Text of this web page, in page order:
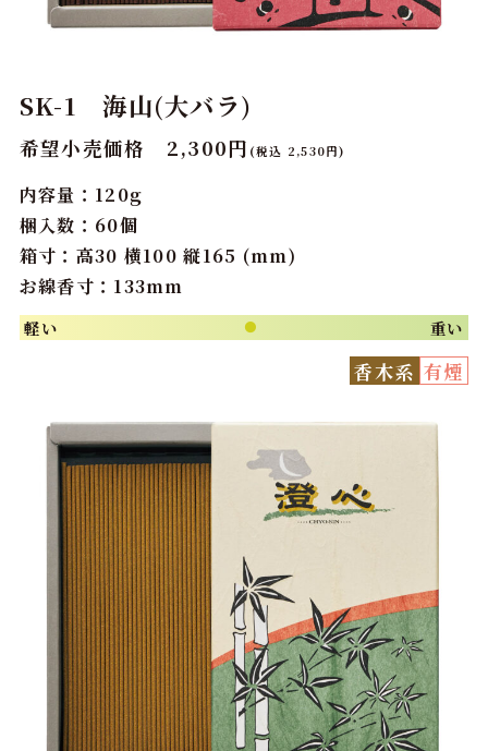
SK-1 海山(大バラ)
希望小売価格 2,300円 (税込 2,530円)
内容量：120g
梱入数：60個
箱寸：高30 横100 縦165 (mm)
お線香寸：133mm
軽い ● 重い
香木系 有煙